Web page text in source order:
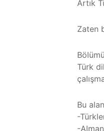
Artık
Zaten
Türk
Bu
-
-